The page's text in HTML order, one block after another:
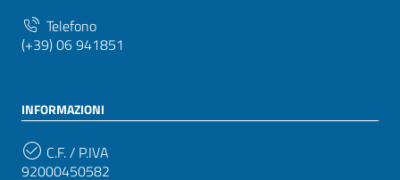
Telefono
(+39) 06 941851
INFORMAZIONI
C.F. / P.IVA
92000450582